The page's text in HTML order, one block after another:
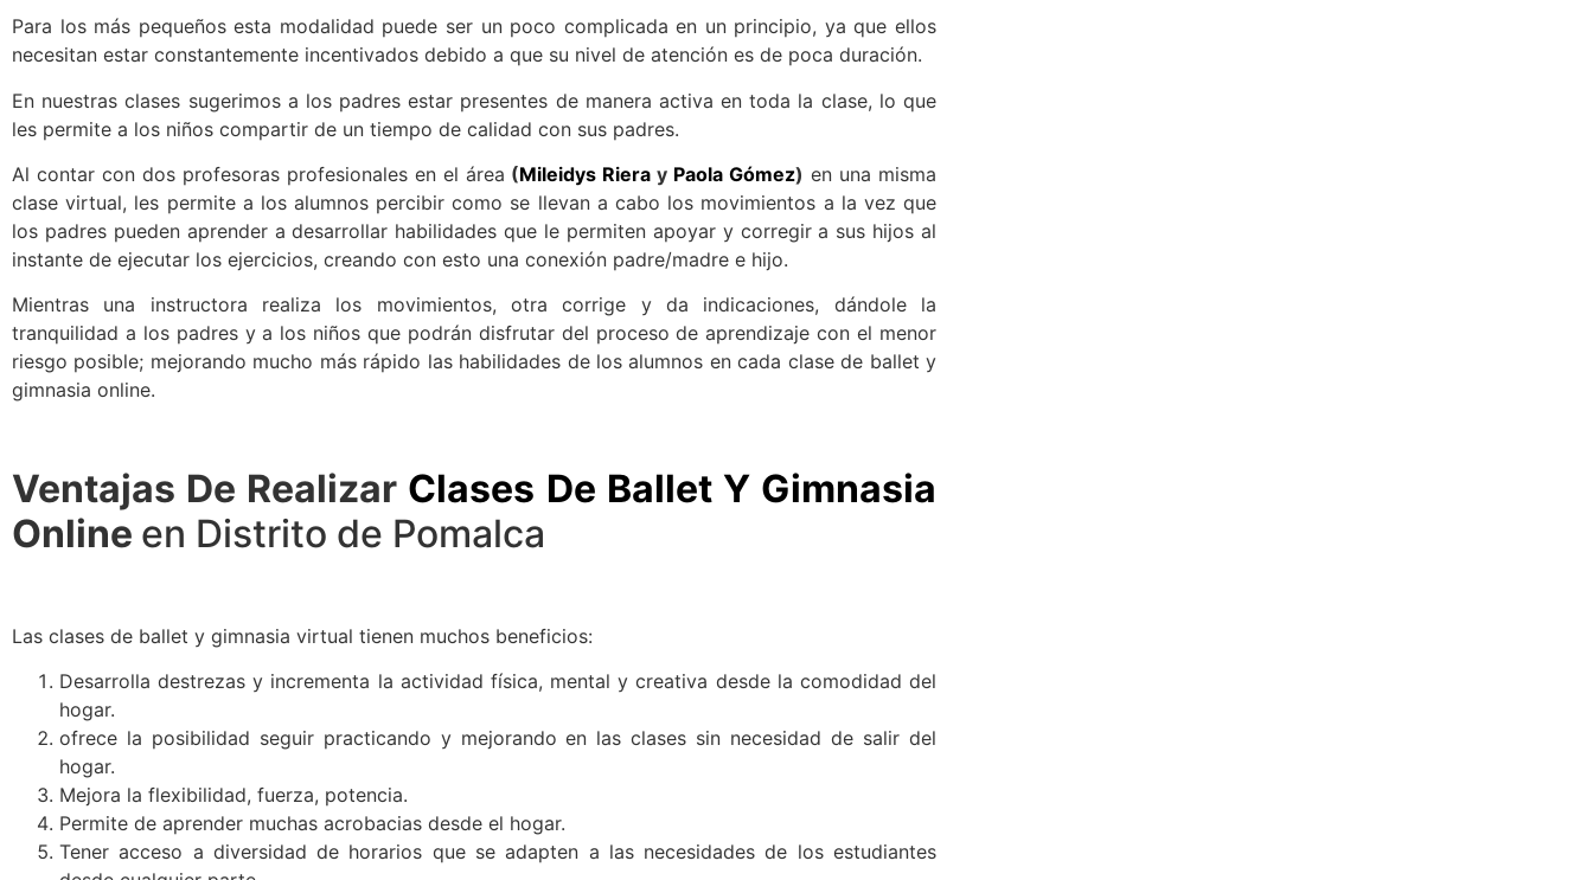
Para los más pequeños esta modalidad puede ser un poco complicada en un principio, ya que ellos
necesitan estar constantemente incentivados debido a que su nivel de atención es de poca duración.
En nuestras clases sugerimos a los padres estar presentes de manera activa en toda la clase, lo que
les permite a los niños compartir de un tiempo de calidad con sus padres.
Al contar con dos profesoras profesionales en el área (Mileidys Riera y Paola Gómez) en una misma
clase virtual, les permite a los alumnos percibir como se llevan a cabo los movimientos a la vez que
los padres pueden aprender a desarrollar habilidades que le permiten apoyar y corregir a sus hijos al
instante de ejecutar los ejercicios, creando con esto una conexión padre/madre e hijo.
Mientras una instructora realiza los movimientos, otra corrige y da indicaciones, dándole la
tranquilidad a los padres y a los niños que podrán disfrutar del proceso de aprendizaje con el menor
riesgo posible; mejorando mucho más rápido las habilidades de los alumnos en cada clase de ballet y
gimnasia online.
Ventajas De Realizar Clases De Ballet Y Gimnasia
Online en Distrito de Pomalca
Las clases de ballet y gimnasia virtual tienen muchos beneficios:
Desarrolla destrezas y incrementa la actividad física, mental y creativa desde la comodidad del
hogar.
ofrece la posibilidad seguir practicando y mejorando en las clases sin necesidad de salir del
hogar.
Mejora la flexibilidad, fuerza, potencia.
Permite de aprender muchas acrobacias desde el hogar.
Tener acceso a diversidad de horarios que se adapten a las necesidades de los estudiantes